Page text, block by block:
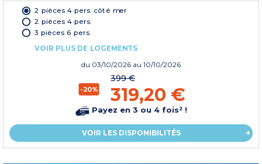
2 pièces 4 pers. côté mer
2 pièces 4 pers.
3 pièces 6 pers.
VOIR PLUS DE LOGEMENTS
du 03/10/2026 au 10/10/2026
-20%
399 €
319,20 €
Payez en 3 ou 4 fois² !
VOIR LES DISPONIBILITÉS